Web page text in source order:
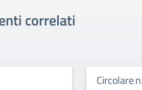
correlati
Circolare